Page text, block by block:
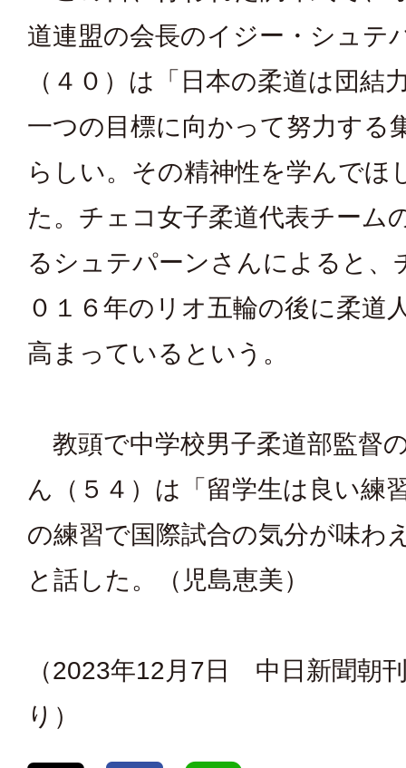
道連盟の会長のイジー・シュテ
（４０）は「日本の柔道は団結
一つの目標に向かって努力する
らしい。その精神性を学んでほ
た。チェコ女子柔道代表チーム
るシュテパーンさんによると、
０１６年のリオ五輪の後に柔道
高まっているという。
教頭で中学校男子柔道部監督
ん（５４）は「留学生は良い練
の練習で国際試合の気分が味わ
と話した。（児島恵美）
（2023年12月7日 中日新聞朝
り）